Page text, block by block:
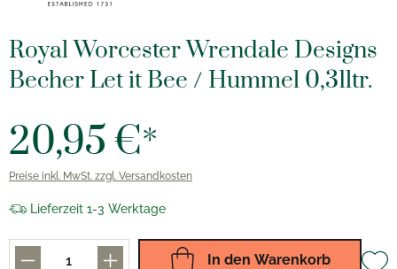
Royal Worcester Wrendale Designs
Becher Let it Bee / Hummel 0,31ltr.
20,95 €*
Preise inkl. MwSt. zzgl. Versandkosten
Lieferzeit 1-3 Werktage
In den Warenkorb